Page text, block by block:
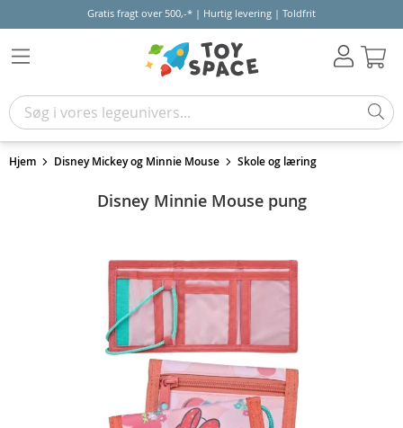
Gratis fragt over 500,-* | Hurtig levering | Toldfrit
Hjem Disney Mickey og Minnie Mouse Skole og læring
Disney Minnie Mouse pung